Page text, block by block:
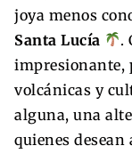
joya menos
Santa Lucía
.
impresionante,
volcánicas y
alguna, una
quienes